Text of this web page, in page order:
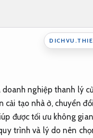
doanh nghiệp thanh lý
cải tạo nhà ở, chuyển
được tối ưu không
trình và lý do nên